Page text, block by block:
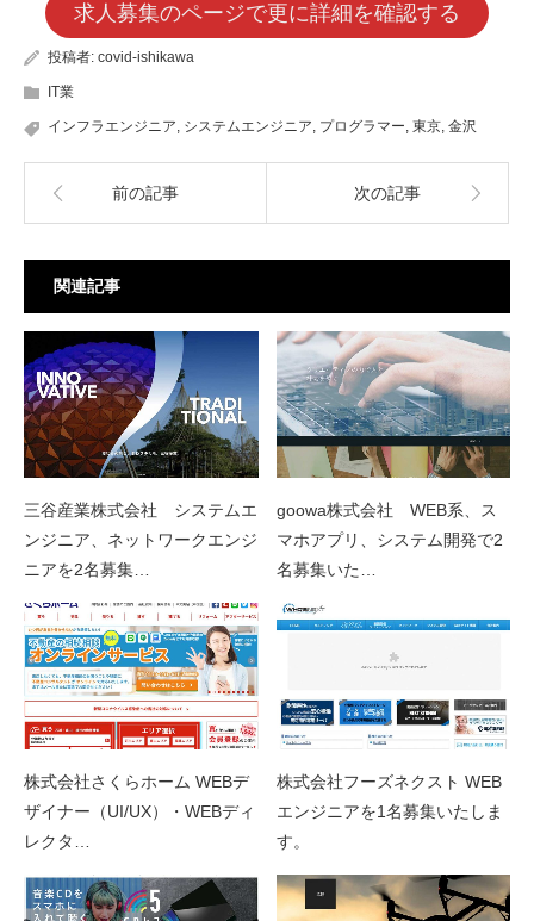
求人募集のページで更に詳細を確認する
投稿者: covid-ishikawa
IT業
インフラエンジニア, システムエンジニア, プログラマー, 東京, 金沢
前の記事 次の記事
関連記事
三谷産業株式会社 システムエ
ンジニア、ネットワークエンジ
ニアを2名募集…
goowa株式会社 WEB系、ス
マホアプリ、システム開発で2
名募集いた…
株式会社さくらホーム WEBデ
ザイナー（UI/UX）・WEBディ
レクタ…
株式会社フーズネクスト WEB
エンジニアを1名募集いたしま
す。